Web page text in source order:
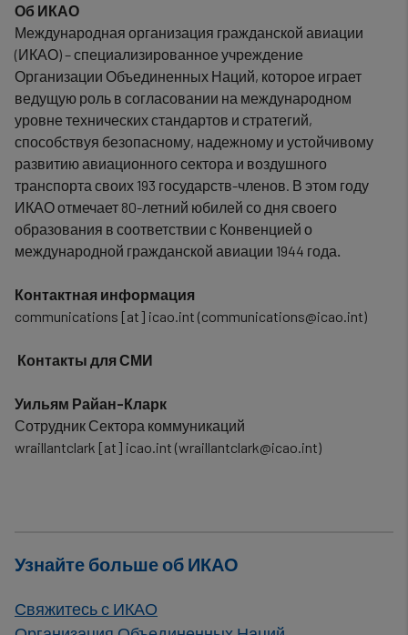
Об ИКАО
Международная организация гражданской авиации
(ИКАО) – специализированное учреждение
Организации Объединенных Наций, которое играет
ведущую роль в согласовании на международном
уровне технических стандартов и стратегий,
способствуя безопасному, надежному и устойчивому
развитию авиационного сектора и воздушного
транспорта своих 193 государств-членов. В этом году
ИКАО отмечает 80-летний юбилей со дня своего
образования в соответствии с Конвенцией о
международной гражданской авиации 1944 года
Контактная информация
communications [at] icao.int (communications@icao int)
Контакты для СМИ
Уильям Райан-Кларк
Сотрудник Сектора коммуникаций
wraillantclark [at] icao.int (wraillantclark@icao int)
Узнайте больше об ИКАО
Свяжитесь с ИКАО